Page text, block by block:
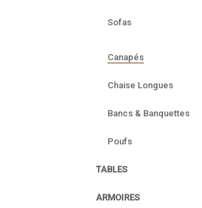
Sofas
Canapés
Chaise Longues
Bancs & Banquettes
Poufs
TABLES
ARMOIRES